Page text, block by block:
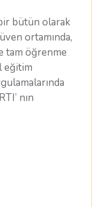
bütün olarak
ortamında,
tam öğrenme
eğitim
nın